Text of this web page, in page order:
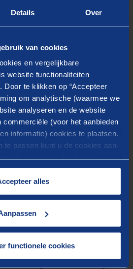
Details Over
van cookies
en vergelijkbare
website functionaliteiten
Door te klikken op “Accepteer
om analytische (waarmee we
analyseren en de website
commerciële (voor het aanbieden
informatie) cookies te plaatsen.
te passen kunt u de cookies aan-
treft u in onze
alles
functionele cookies
van medewerkers,
stuurden
hun strategische en
dertig medewerkers aan.
– onze drie
we op advies van Berenschot in
“De teammanagers
en het tactisch-
met name op het